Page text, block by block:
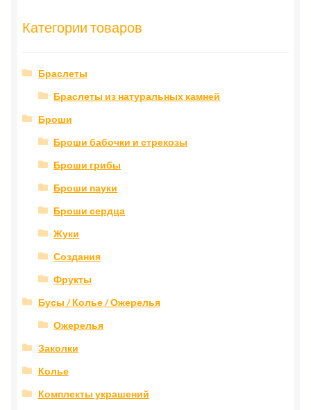
Категории товаров
Браслеты
Браслеты из натуральных камней
Броши
Броши бабочки и стрекозы
Броши грибы
Броши пауки
Броши сердца
Жуки
Создания
Фрукты
Бусы / Колье / Ожерелья
Ожерелья
Заколки
Колье
Комплекты украшений